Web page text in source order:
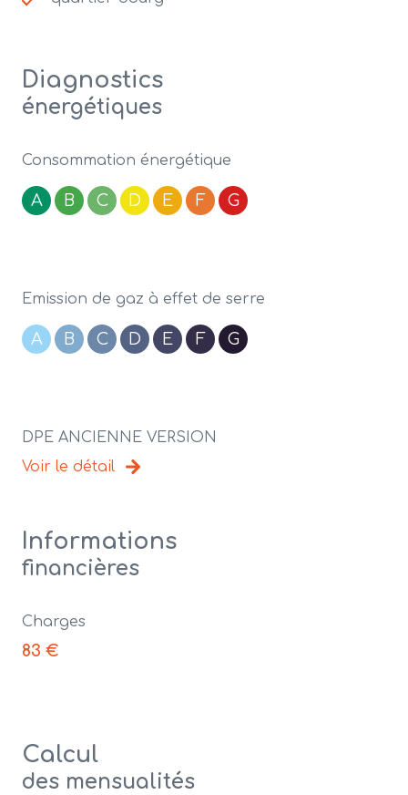
Diagnostics
énergétiques
Consommation énergétique
A B C D E F G
Emission de gaz à effet de serre
A B C D E F G
DPE ANCIENNE VERSION
Voir le détail
Informations
financières
Charges
83 €
Calcul
des mensualités